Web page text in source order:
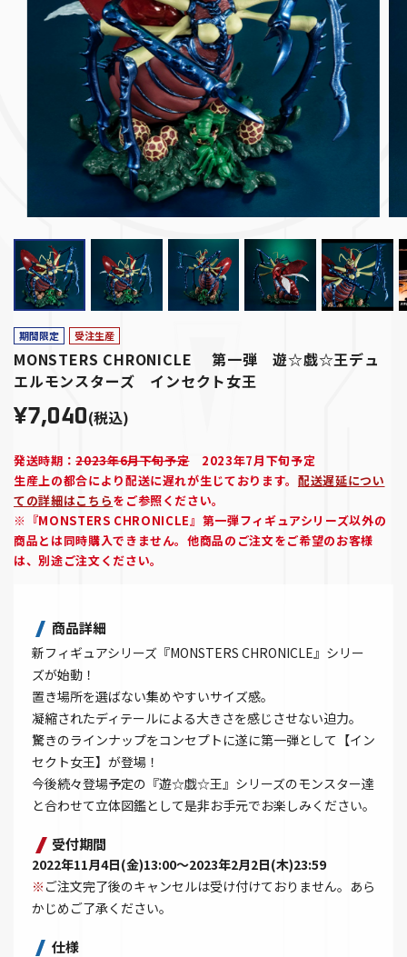
期間限定 受注生産
MONSTERS CHRONICLE 第一弾 遊☆戯☆王デュ
エルモンスターズ インセクト女王
¥7,040(税込)
発送時期：2023年6月下旬予定2023年7月下旬予定
生産上の都合により配送に遅れが生じております。 配送遅延につい
ての詳細はこちらをご参照ください。
※『MONSTERS CHRONICLE』第一弾フィギュアシリーズ以外の
商品とは同時購入できません。他商品のご注文をご希望のお客様
は、別途ご注文ください。
商品詳細
新フィギュアシリーズ『MONSTERS CHRONICLE』シリー
ズが始動！
置き場所を選ばない集めやすいサイズ感。
凝縮されたディテールによる大きさを感じさせない迫力。
驚きのラインナップをコンセプトに遂に第一弾として【イン
セクト女王】が登場！
今後続々登場予定の『遊☆戯☆王』シリーズのモンスター達
と合わせて立体図鑑として是非お手元でお楽しみください。
受付期間
2022年11月4日(金)13:00～2023年2月2日(木)23:59
※ ご注文完了後のキャンセルは受け付けておりません。あら
かじめご了承ください。
仕様